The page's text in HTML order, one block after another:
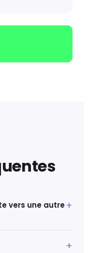
vers une autre